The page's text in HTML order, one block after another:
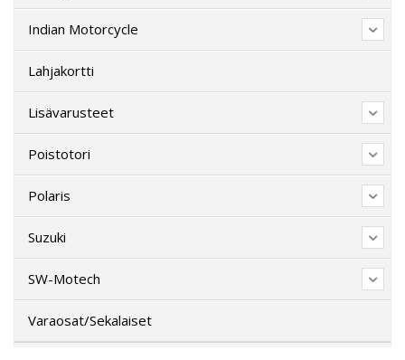
Indian Motorcycle
Lahjakortti
Lisävarusteet
Poistotori
Polaris
Suzuki
SW-Motech
Varaosat/Sekalaiset